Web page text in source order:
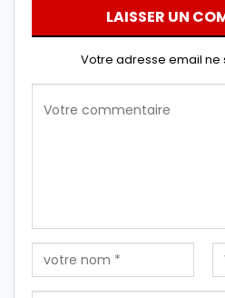
LAISSER UN
Votre adresse email ne